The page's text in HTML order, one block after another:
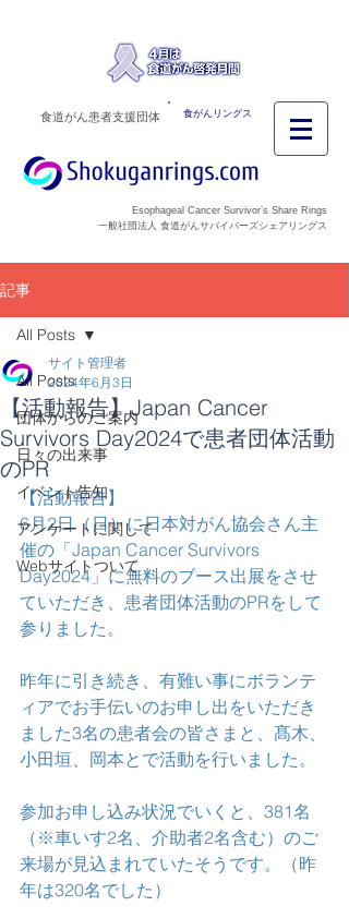
食がんリングス
食道がん患者支援団体
Esophageal Cancer Survivor’s Share Rings
一般社団法人 食道がんサバイバーズシェアリングス
記事
All Posts
団体からのご案内
日々の出来事
イベント告知
アンケートに関して
Webサイトついて
All Posts
【活動報告】Japan Cancer
Survivors Day2024で患者団体活動
のPR
サイト管理者
2024年6月3日
【活動報告】
6月2日（日）に日本対がん協会さん主
催の「Japan Cancer Survivors
Day2024」に無料のブース出展をさせ
ていただき、患者団体活動のPRをして
参りました。
昨年に引き続き、有難い事にボランテ
ィアでお手伝いのお申し出をいただき
ました3名の患者会の皆さまと、髙木、
小田垣、岡本とで活動を行いました。
参加お申し込み状況でいくと、381名
（※車いす2名、介助者2名含む）のご
来場が見込まれていたそうです。（昨
年は320名でした）